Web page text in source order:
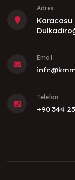
Adres
Karacasu
Email
Telefon
+90 344